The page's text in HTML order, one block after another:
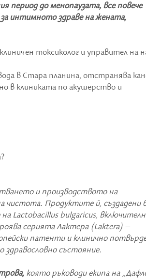
период до менопаузата, все повече
за интимното здраве на жената,
токсиколог и управител на
в Стара планина, отстранява
в клиниката по акушерство и
и производството на
чистота. Продуктите й, създадени
Lactobacillus bulgaricus,
серията Лактера (Laktera) –
патенти и клинично
състояние.
която ръководи екипа на